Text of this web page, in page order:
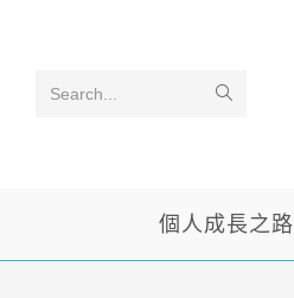
Search...
個人成長之路